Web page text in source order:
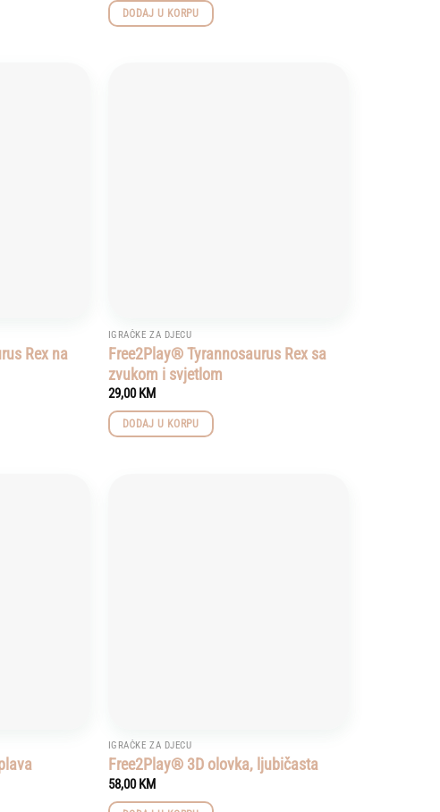
DODAJ U KORPU
Rex na
IGRAČKE ZA DJECU
Free2Play® Tyrannosaurus Rex sa
zvukom i svjetlom
29,00KM
DODAJ U KORPU
IGRAČKE ZA DJECU
Free2Play® 3D olovka, ljubičasta
58,00KM